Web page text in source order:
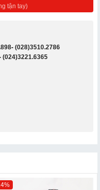
tận tay)
- (028)3510.2786
(024)3221.6365